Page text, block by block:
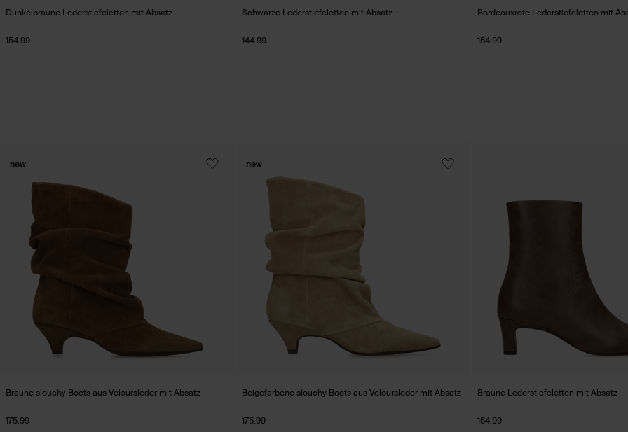
Dunkelbraune Lederstiefeletten mit Absatz
154.99
Schwarze Lederstiefeletten mit Absatz
144.99
Bordeauxrote Lederstiefeletten mit
154.99
Braune slouchy Boots aus Veloursleder mit Absatz
175.99
new
Beigefarbene slouchy Boots aus Veloursleder mit Absatz
175.99
new
Braune Lederstiefeletten mit Absatz
154.99